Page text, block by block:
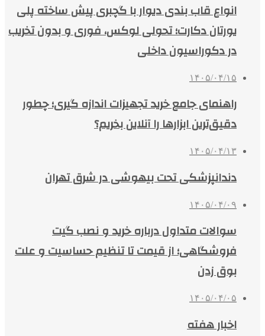
انواع قاب بندی دیوار با گچبری پیش ساخته پلی
یورتان دکارت؛ تحولی لوکس، فوری و بدون تخریب
در دکوراسیون داخلی
۱۴۰۵/۰۴/۱۵
راهنمای جامع خرید تجهیزات اندازه گیری؛ چطور
دقیق‌ترین ابزارها را آنلاین بخریم؟
۱۴۰۵/۰۴/۱۳
دندانپزشکی تحت بیهوشی در شرق تهران
۱۴۰۵/۰۴/۰۹
سوالات متداول درباره خرید و نصب گیت
فروشگاهی؛ از قیمت تا تنظیم حساسیت و علت
بوق زدن
۱۴۰۵/۰۴/۰۵
اخبار هفته